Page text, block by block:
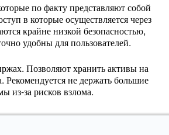
по факту представляют собой
в которые осуществляется через
крайне низкой безопасностью,
удобны для пользователей.
Позволяют хранить активы на
Рекомендуется не держать большие
из-за рисков взлома.